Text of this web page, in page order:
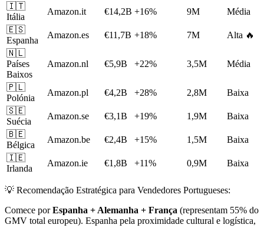
🇮🇹
Itália
Amazon.it €14,2B +16% 9M
Média
🇪🇸
Espanha
Amazon.es €11,7B +18% 7M
Alta 🔥
🇳🇱
Países
Baixos
Amazon.nl €5,9B +22% 3,5M Média
🇵🇱
Polónia
Amazon.pl €4,2B +28% 2,8M
Baixa
🇸🇪
Suécia
Amazon.se €3,1B +19% 1,9M
Baixa
🇧🇪
Bélgica
Amazon.be €2,4B +15% 1,5M
Baixa
🇮🇪
Irlanda
Amazon.ie €1,8B +11% 0,9M Baixa
💡 Recomendação Estratégica para Vendedores Portugueses:
Comece porEspanha + Alemanha + França (representam 55% do
GMV total europeu). Espanha pela proximidade cultural e logística,